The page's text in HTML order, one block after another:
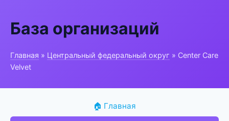
База организаций
Главная » Центральный федеральный округ » Center Care
Velvet
🏠 Главная